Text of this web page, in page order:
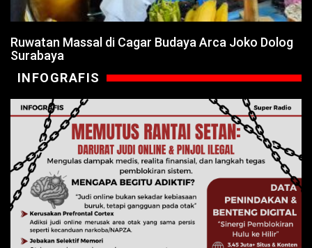
Ruwatan Massal di Cagar Budaya Arca Joko Dolog
Surabaya
INFOGRAFIS